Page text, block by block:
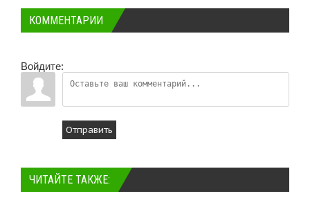
КОММЕНТАРИИ
Войдите:
Отправить
ЧИТАЙТЕ ТАКЖЕ: